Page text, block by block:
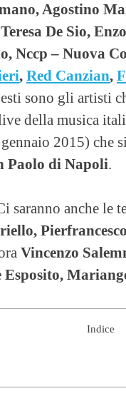
Agostino
De Sio,
Nccp – Nuova
, Red Canzian,
sono gli artisti
della musica
2015) che
Paolo di Napoli.
saranno anche le
Vincenzo
Indice